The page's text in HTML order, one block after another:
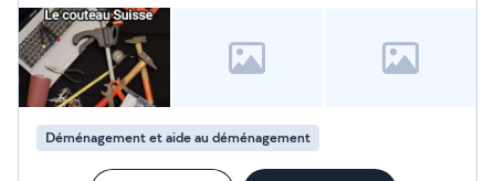
apprendre et découvrir de nouvelles choses, j'aime faire
par moi-même, la satisfaction du travail bien fait et la
fierté de l'accomplissement personnel. Bricoler,
Réparer,Démonter,Assembler,Nettoyer,Plier,
Ranger,Transformer et Aider sont PASSION! Je maîtrise
aussi bien un balai qu'un marteau, qu'un tournevis qu'un
fer à repasser et je manie aussi bien mon PC que ma
perceuse. Je vous propose mes services :
Déménagement et aide au déménagement